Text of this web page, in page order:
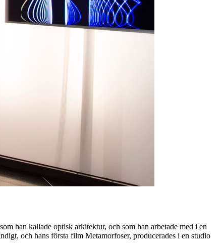
han kallade optisk arkitektur, och som han arbetade med i en
och hans första film Metamorfoser, producerades i en studio